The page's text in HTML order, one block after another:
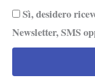
Sì, desidero
Newsletter, SMS